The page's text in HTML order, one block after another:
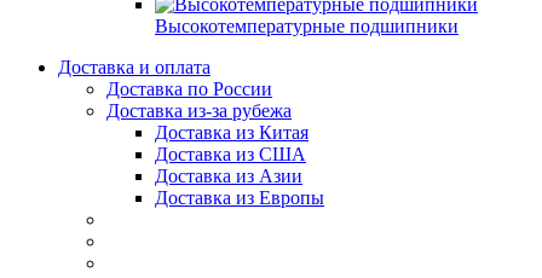
Высокотемпературные подшипники
Доставка и оплата
Доставка по России
Доставка из-за рубежа
Доставка из Китая
Доставка из США
Доставка из Азии
Доставка из Европы